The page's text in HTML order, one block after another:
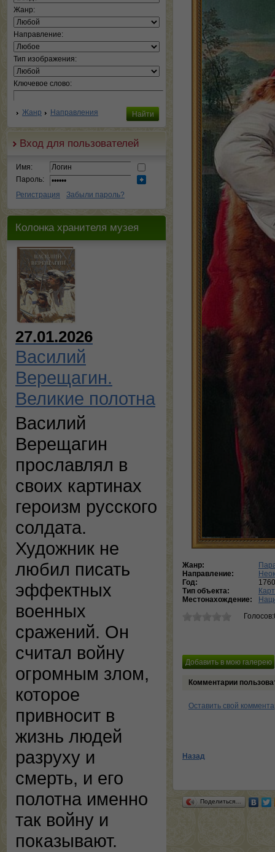
Жанр:
Направление:
Тип изображения:
Ключевое слово:
Жанр Направления
Вход для пользователей
Имя:
Пароль:
Регистрация
Забыли пароль?
Колонка хранителя музея
27.01.2026
Василий
Верещагин.
Великие полотна
Василий
Верещагин
прославлял в
своих картинах
героизм русского
солдата.
Художник не
любил писать
эффектных
военных
сражений. Он
считал войну
огромным злом,
которое
привносит в
жизнь людей
разруху и
смерть, и его
полотна именно
так войну и
показывают.
Жанр:
Направление:
Год:
Тип объекта:
Местонахождение:
Комментарии
Оставить свой
Назад
Поделиться…